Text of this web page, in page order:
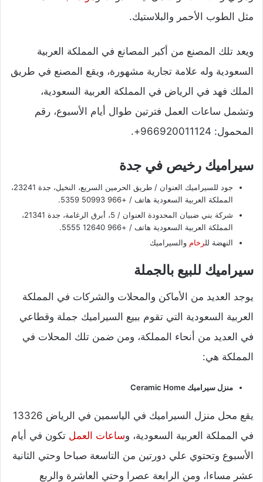
مثل الطوب الأحمر والبلاستيك.
ويعد تلك المصنع من أكبر المصانع في المملكة العربية
السعودية وله علامة تجارية مشهورة، ويقع المصنع في طريق
الملك فهد في الرياض في المملكة العربية السعودية،
وتشمل ساعات العمل فترتين طوال أيام الأسبوع، رقم
المحمول: 966920011124+.
سيراميك رخيص في جدة
جود للسيراميك العنوان / طريق الحرمين السريع، النخيل، جدة 23241،
المملكة العربية السعودية هاتف / +966 50993 5359.
شركة بني ضبيان المحدودة العنوان / 5، أبرق الرغامة، جدة 21341،
المملكة العربية السعودية هاتف / +966 12640 5555.
النهضة للرخام والسيراميك
سيراميك للبيع بالجملة
يوجد العديد من الأماكن والمحلات والشركات في المملكة
العربية السعودية التي تقوم ببيع السيراميك جملة وقطاعي
في العديد من أنحاء المملكة، ومن ضمن تلك المحلات في
المملكة هي:
منزل سيراميك Ceramic Home
يقع محل منزل السيراميك في الياسمين في الرياض 13326
في المملكة العربية السعودية، وساعات العمل تكون في أيام
الأسبوع وتحتوي علي دورتين من التاسعة صباحا وحتي الثانية
عشر مساءا، ومن الرابعة عصرا وحتي العاشرة والربع